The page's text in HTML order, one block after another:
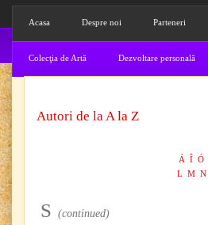
Acasa Despre noi Parteneri
Colecţia de Artă Dezvoltare personală
Autori de la A la Z
Á Î Ó
L M N
S (continued)